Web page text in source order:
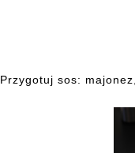
Przygotuj sos: